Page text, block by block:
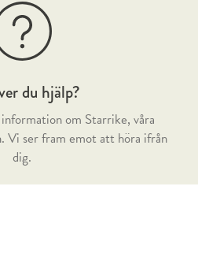
du hjälp?
om Starrike, våra
Vi ser fram emot att höra ifrån
dig.